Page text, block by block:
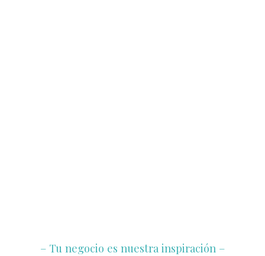
– Tu negocio es nuestra inspiración –